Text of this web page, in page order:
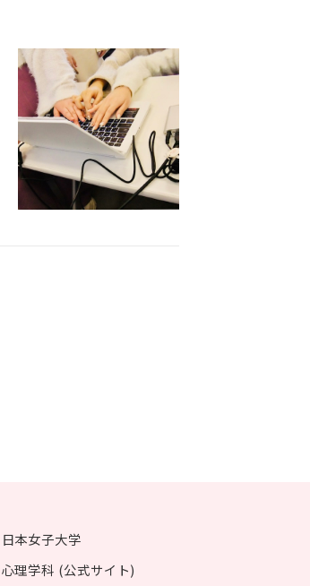
日本女子大学
心理学科 (公式サイト)